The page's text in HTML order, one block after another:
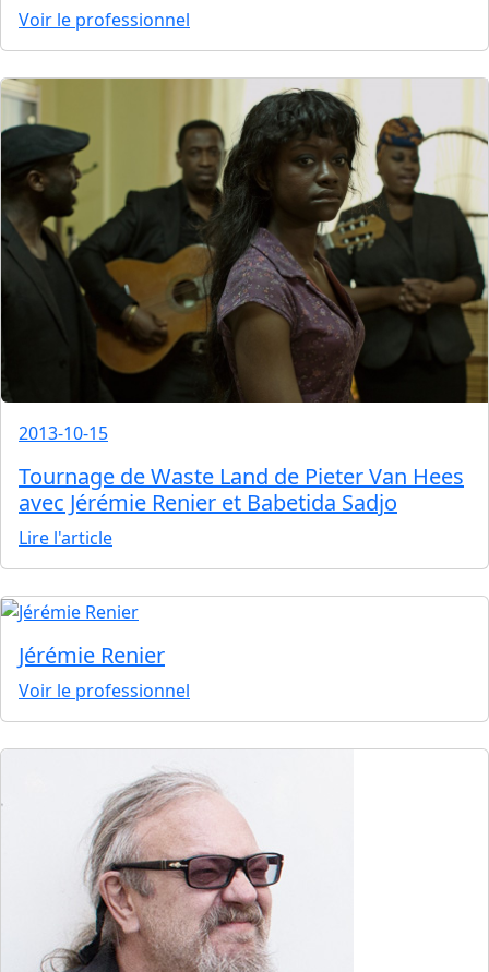
Voir le professionnel
2013-10-15
Tournage de Waste Land de Pieter Van Hees
avec Jérémie Renier et Babetida Sadjo
Lire l'article
Jérémie Renier
Voir le professionnel